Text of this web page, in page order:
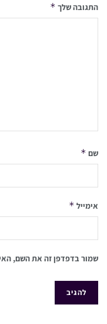
התגובה שלך *
שם *
אימייל *
שמור בדפדפן זה את השם,